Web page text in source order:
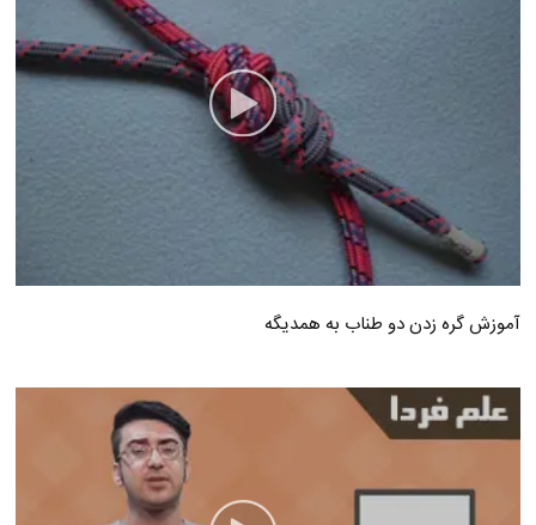
آموزش گره زدن دو طناب به همدیگه